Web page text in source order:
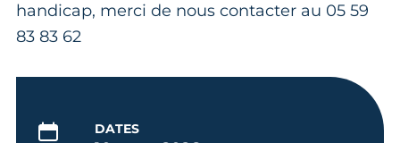
handicap, merci de nous contacter au 05 59
83 83 62
DATES